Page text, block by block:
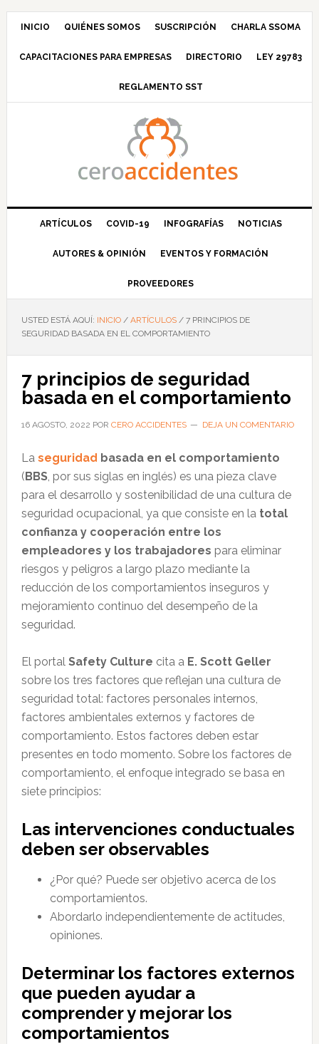
Saltar
navegación
Saltar
principal
Saltar
barra
principal
Saltar
INICIO QUIÉNES SOMOS SUSCRIPCIÓN CHARLA SSOMA
CAPACITACIONES PARA EMPRESAS DIRECTORIO LEY 29783
REGLAMENTO SST
ARTÍCULOS COVID-19 INFOGRAFÍAS NOTICIAS
AUTORES & OPINIÓN EVENTOS Y FORMACIÓN
PROVEEDORES
USTED ESTÁ AQUÍ: INICIO / ARTÍCULOS /7 PRINCIPIOS DE
SEGURIDAD BASADA EN EL COMPORTAMIENTO
7 principios de seguridad
basada en el comportamiento
16 AGOSTO, 2022 POR CERO ACCIDENTES DEJA UN COMENTARIO
La seguridad basada en el comportamiento
(BBS, por sus siglas en inglés) es una pieza clave
para el desarrollo y sostenibilidad de una cultura de
seguridad ocupacional, ya que consiste en la total
confianza y cooperación entre los
empleadores y los trabajadores para eliminar
riesgos y peligros a largo plazo mediante la
reducción de los comportamientos inseguros y
mejoramiento continuo del desempeño de la
seguridad.
El portal Safety Culture cita a E. Scott Geller
sobre los tres factores que reflejan una cultura de
seguridad total: factores personales internos,
factores ambientales externos y factores de
comportamiento. Estos factores deben estar
presentes en todo momento. Sobre los factores de
comportamiento, el enfoque integrado se basa en
siete principios:
Las intervenciones conductuales
deben ser observables
¿Por qué? Puede ser objetivo acerca de los
comportamientos.
Abordarlo independientemente de actitudes,
opiniones.
Determinar los factores externos
que pueden ayudar a
comprender y mejorar los
comportamientos